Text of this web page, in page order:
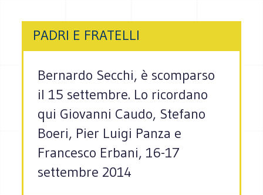
PADRI E FRATELLI
Bernardo Secchi, è scomparso
il 15 settembre. Lo ricordano
qui Giovanni Caudo, Stefano
Boeri, Pier Luigi Panza e
Francesco Erbani, 16-17
settembre 2014